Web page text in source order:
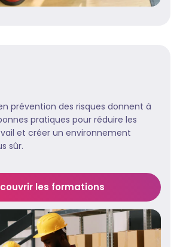
prévention des risques donnent à
pratiques pour réduire les
et créer un environnement
sûr.
les formations